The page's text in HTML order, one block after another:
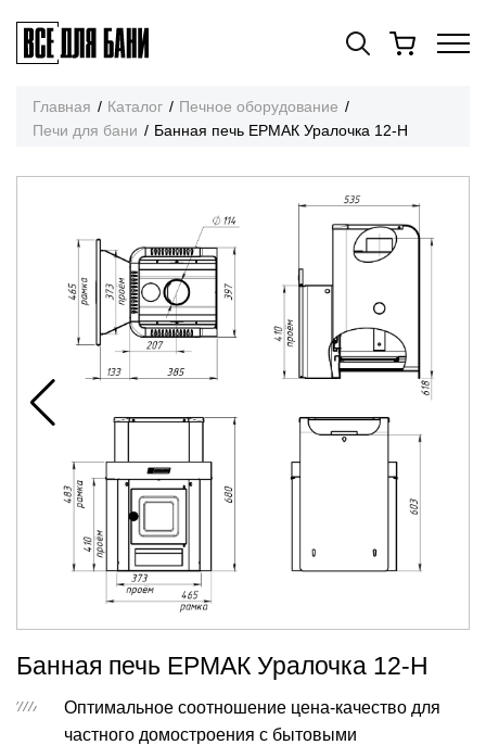
Главная Каталог
Печное оборудование
Печи для бани
Банная печь ЕРМАК Уралочка 12-Н
Банная печь ЕРМАК Уралочка 12-Н
Оптимальное соотношение цена-качество для
частного домостроения с бытовыми